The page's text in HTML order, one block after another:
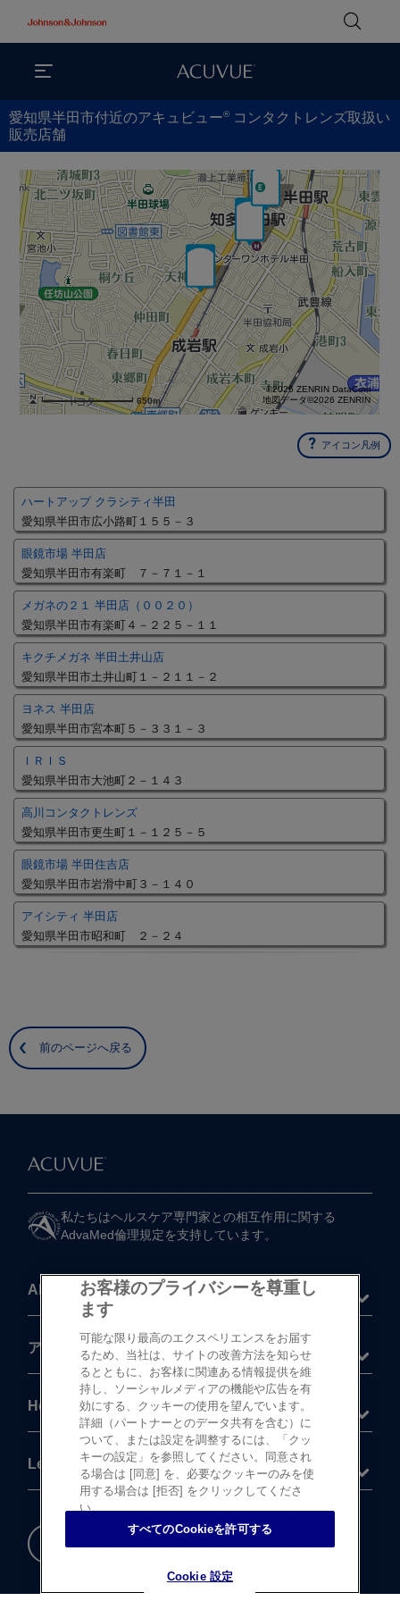
愛知県半田市付近のアキュビュー® コンタクトレンズ取扱い
販売店舗
650m
©2026 ZENRIN DataCom
地図データ©2026 ZENRIN
アイコン凡例
ハートアップ クラシティ半田
愛知県半田市広小路町１５５－３
眼鏡市場 半田店
愛知県半田市有楽町 ７－７１－１
メガネの２１ 半田店（００２０）
愛知県半田市有楽町４－２２５－１１
キクチメガネ 半田土井山店
愛知県半田市土井山町１－２１１－２
ヨネス 半田店
愛知県半田市宮本町５－３３１－３
ＩＲＩＳ
愛知県半田市大池町２－１４３
高川コンタクトレンズ
愛知県半田市更生町１－１２５－５
眼鏡市場 半田住吉店
愛知県半田市岩滑中町３－１４０
アイシティ 半田店
愛知県半田市昭和町 ２－２４
前のページへ戻る
私たちは​ヘルスケア専門家との​相互作用に​関する​
AdvaMed倫理規定を​支持しています。
About
アキュビュー®製品
Help
Legal
重要な​安全情報
お客様のプライバシーを尊重し
ます
可能な限り最高のエクスペリエンスをお届す
るため、当社は、サイトの改善方法を知らせ
るとともに、お客様に関連ある情報提供を維
持し、ソーシャルメディアの機能や広告を有
効にする、クッキーの使用を望んでいます。
詳細（パートナーとのデータ共有を含む）に
ついて、または設定を調整するには、「クッ
キーの設定」を参照してください。同意され
る場合は [同意] を、必要なクッキーのみを使
用する場合は [拒否] をクリックしてくださ
い。
Cookie 設定
すべてのCookieを許可する